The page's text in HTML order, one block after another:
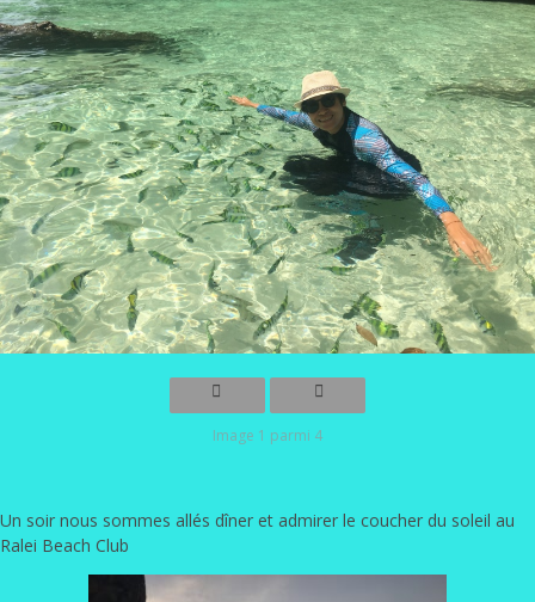
Image 1 parmi 4
Un soir nous sommes allés dîner et admirer le coucher du soleil au
Ralei Beach Club